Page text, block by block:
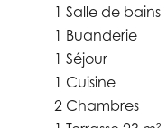
1 Salle de bains
1 Buanderie
1 Séjour
1 Cuisine
2 Chambres